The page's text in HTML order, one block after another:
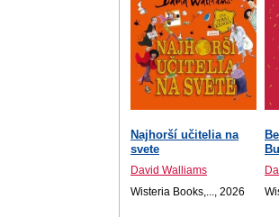
Najhorší učitelia na
svete
David Walliams
Wisteria Books,..., 2026